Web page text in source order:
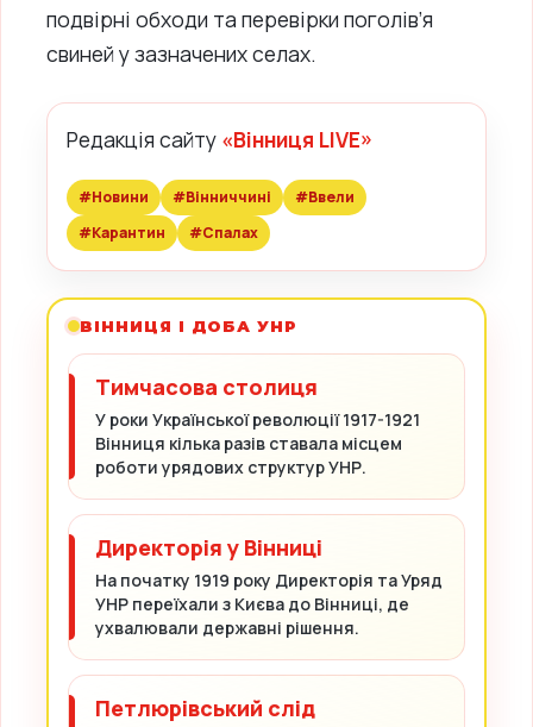
подвірні обходи та перевірки поголів’я
свиней у зазначених селах.
Редакція сайту «Вінниця LIVE»
#Новини #Вінниччині
#Ввели
#Карантин
#Спалах
ВІННИЦЯ І ДОБА УНР
Тимчасова столиця
У роки Української революції 1917-1921
Вінниця кілька разів ставала місцем
роботи урядових структур УНР.
Директорія у Вінниці
На початку 1919 року Директорія та Уряд
УНР переїхали з Києва до Вінниці, де
ухвалювали державні рішення.
Петлюрівський слід